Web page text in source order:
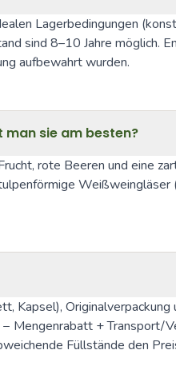
Lagerbedingungen
sind 8–10 Jahre möglich.
aufbewahrt wurden.
man sie am besten?
rote Beeren und eine
Originalverpackung
Mengenrabatt + Transport/
Füllstände den